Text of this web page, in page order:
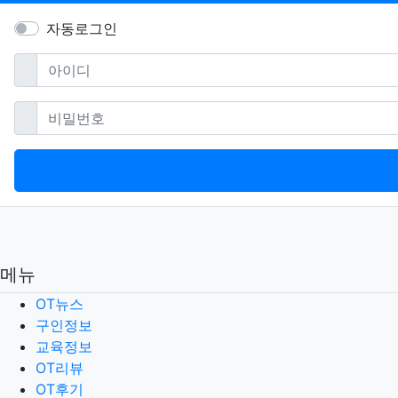
자동로그인
아이디필수
비밀번호필수
메뉴
OT뉴스
구인정보
교육정보
OT리뷰
OT후기